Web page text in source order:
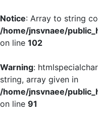
Notice: Array to string
/home/jnsvnaee/
on line 102
Warning:
string, array given in
/home/jnsvnaee/
on line 91